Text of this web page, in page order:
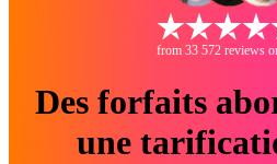
from 33 572 reviews
Des forfaits
une